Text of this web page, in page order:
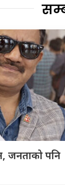
जनताको पनि